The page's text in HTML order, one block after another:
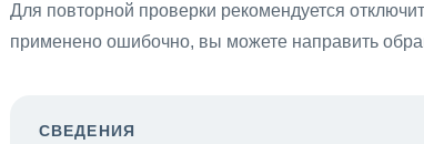
Для повторной проверки рекомендуется
применено ошибочно, вы можете направить
СВЕДЕНИЯ